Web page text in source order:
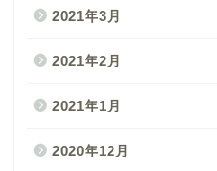
2021年3月
2021年2月
2021年1月
2020年12月